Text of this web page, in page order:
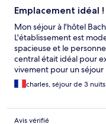
Emplacement idéal !
Mon séjour à l'hôtel
L'établissement est
spacieuse et le
central était idéal pour
vivement pour un séjour
charles, séjour de 3 nuits
Avis vérifié